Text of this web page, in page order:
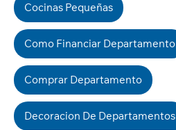
Cocinas Pequeñas
Como Financiar Departamento
Comprar Departamento
Decoracion De Departamentos